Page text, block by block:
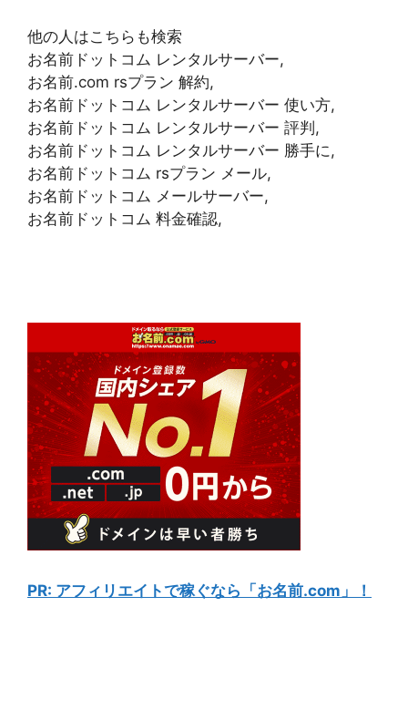
他の人はこちらも検索
お名前ドットコム レンタルサーバー,
お名前.com rsプラン 解約,
お名前ドットコム レンタルサーバー 使い方,
お名前ドットコム レンタルサーバー 評判,
お名前ドットコム レンタルサーバー 勝手に,
お名前ドットコム rsプラン メール,
お名前ドットコム メールサーバー,
お名前ドットコム 料金確認,
PR: アフィリエイトで稼ぐなら「お名前.com」！